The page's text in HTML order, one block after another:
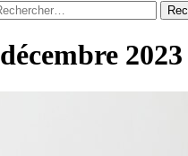
décembre 2023